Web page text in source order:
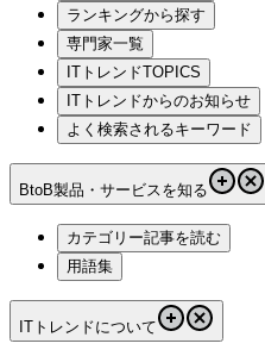
ランキングから探す
専門家一覧
ITトレンドTOPICS
ITトレンドからのお知らせ
よく検索されるキーワード
BtoB製品・サービスを知る
カテゴリー記事を読む
用語集
ITトレンドについて